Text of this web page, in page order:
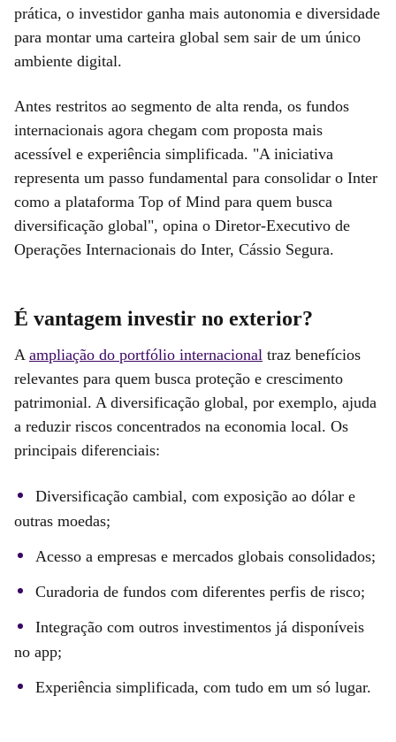
prática, o investidor ganha mais autonomia e diversidade
para montar uma carteira global sem sair de um único
ambiente digital.
Antes restritos ao segmento de alta renda, os fundos
internacionais agora chegam com proposta mais
acessível e experiência simplificada. "A iniciativa
representa um passo fundamental para consolidar o Inter
como a plataforma Top of Mind para quem busca
diversificação global", opina o Diretor-Executivo de
Operações Internacionais do Inter, Cássio Segura.
É vantagem investir no exterior?
A ampliação do portfólio internacional traz benefícios
relevantes para quem busca proteção e crescimento
patrimonial. A diversificação global, por exemplo, ajuda
a reduzir riscos concentrados na economia local. Os
principais diferenciais:
Diversificação cambial, com exposição ao dólar e
outras moedas;
Acesso a empresas e mercados globais consolidados;
Curadoria de fundos com diferentes perfis de risco;
Integração com outros investimentos já disponíveis
no app;
Experiência simplificada, com tudo em um só lugar.